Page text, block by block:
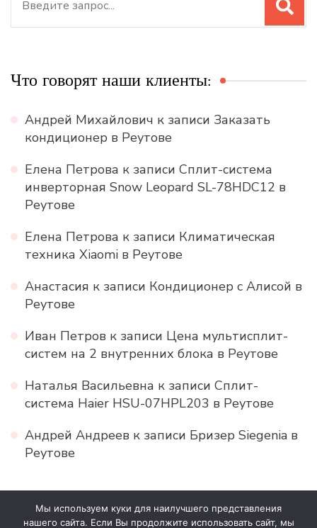
Что говорят наши клиенты:
Андрей Михайлович к записи Заказать
кондиционер в Реутове
Елена Петрова к записи Сплит-система
инверторная Snow Leopard SL-78HDC12 в
Реутове
Елена Петрова к записи Климатическая
техника Xiaomi в Реутове
Анастасия к записи Кондиционер с Алисой в
Реутове
Иван Петров к записи Цена мультисплит-
систем на 2 внутренних блока в Реутове
Наталья Васильевна к записи Сплит-
система Haier HSU-07HPL203 в Реутове
Андрей Андреев к записи Бризер Siegenia в
Реутове
Акция! Категории Теги Аттрибуты
Мы используем куки для наилучшего представления
нашего сайта. Если Вы продолжите использовать сайт, мы